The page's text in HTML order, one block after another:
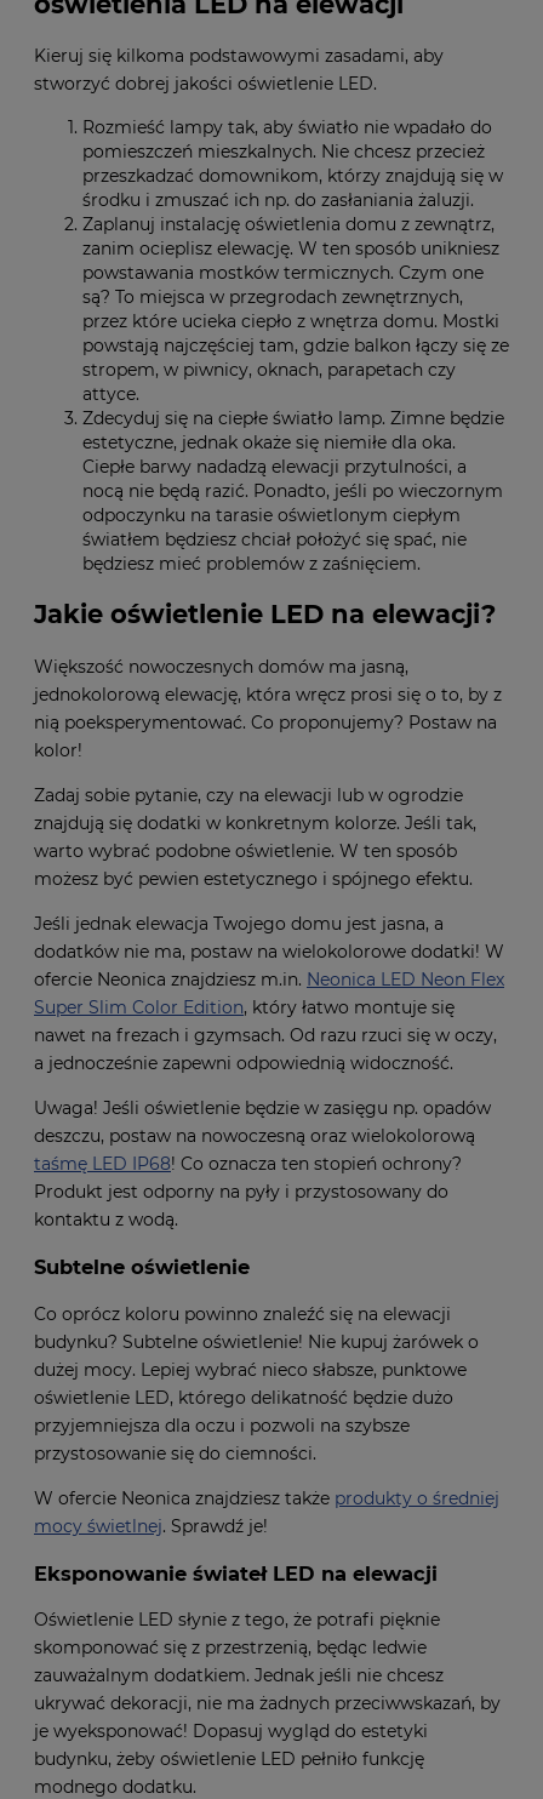
Kieruj się kilkoma podstawowymi zasadami, aby
stworzyć dobrej jakości oświetlenie LED.
Rozmieść lampy tak, aby światło nie wpadało do
pomieszczeń mieszkalnych. Nie chcesz przecież
przeszkadzać domownikom, którzy znajdują się w
środku i zmuszać ich np. do zasłaniania żaluzji.
Zaplanuj instalację oświetlenia domu z zewnątrz,
zanim ocieplisz elewację. W ten sposób unikniesz
powstawania mostków termicznych. Czym one
są? To miejsca w przegrodach zewnętrznych,
przez które ucieka ciepło z wnętrza domu. Mostki
powstają najczęściej tam, gdzie balkon łączy się ze
stropem, w piwnicy, oknach, parapetach czy
attyce.
Zdecyduj się na ciepłe światło lamp. Zimne będzie
estetyczne, jednak okaże się niemiłe dla oka.
Ciepłe barwy nadadzą elewacji przytulności, a
nocą nie będą razić. Ponadto, jeśli po wieczornym
odpoczynku na tarasie oświetlonym ciepłym
światłem będziesz chciał położyć się spać, nie
będziesz mieć problemów z zaśnięciem.
Jakie oświetlenie LED na elewacji?
Większość nowoczesnych domów ma jasną,
jednokolorową elewację, która wręcz prosi się o to, by z
nią poeksperymentować. Co proponujemy? Postaw na
kolor!
Zadaj sobie pytanie, czy na elewacji lub w ogrodzie
znajdują się dodatki w konkretnym kolorze. Jeśli tak,
warto wybrać podobne oświetlenie. W ten sposób
możesz być pewien estetycznego i spójnego efektu.
Jeśli jednak elewacja Twojego domu jest jasna, a
dodatków nie ma, postaw na wielokolorowe dodatki! W
ofercie Neonica znajdziesz m.in. Neonica LED Neon Flex
Super Slim Color Edition, który łatwo montuje się
nawet na frezach i gzymsach. Od razu rzuci się w oczy,
a jednocześnie zapewni odpowiednią widoczność.
Uwaga! Jeśli oświetlenie będzie w zasięgu np. opadów
deszczu, postaw na nowoczesną oraz wielokolorową
taśmę LED IP68! Co oznacza ten stopień ochrony?
Produkt jest odporny na pyły i przystosowany do
kontaktu z wodą.
Subtelne oświetlenie
Co oprócz koloru powinno znaleźć się na elewacji
budynku? Subtelne oświetlenie! Nie kupuj żarówek o
dużej mocy. Lepiej wybrać nieco słabsze, punktowe
oświetlenie LED, którego delikatność będzie dużo
przyjemniejsza dla oczu i pozwoli na szybsze
przystosowanie się do ciemności.
W ofercie Neonica znajdziesz także produkty o średniej
mocy świetlnej. Sprawdź je!
Eksponowanie świateł LED na elewacji
Oświetlenie LED słynie z tego, że potrafi pięknie
skomponować się z przestrzenią, będąc ledwie
zauważalnym dodatkiem. Jednak jeśli nie chcesz
ukrywać dekoracji, nie ma żadnych przeciwwskazań, by
je wyeksponować! Dopasuj wygląd do estetyki
budynku, żeby oświetlenie LED pełniło funkcję
modnego dodatku.